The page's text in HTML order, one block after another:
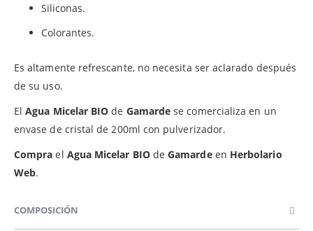
Siliconas.
Colorantes.
Es altamente refrescante, no necesita ser aclarado después
de su uso.
ElAgua Micelar BIO de Gamarde se comercializa en un
envase de cristal de 200ml con pulverizador.
Compra el Agua Micelar BIOdeGamardeen Herbolario
Web.
COMPOSICIÓN